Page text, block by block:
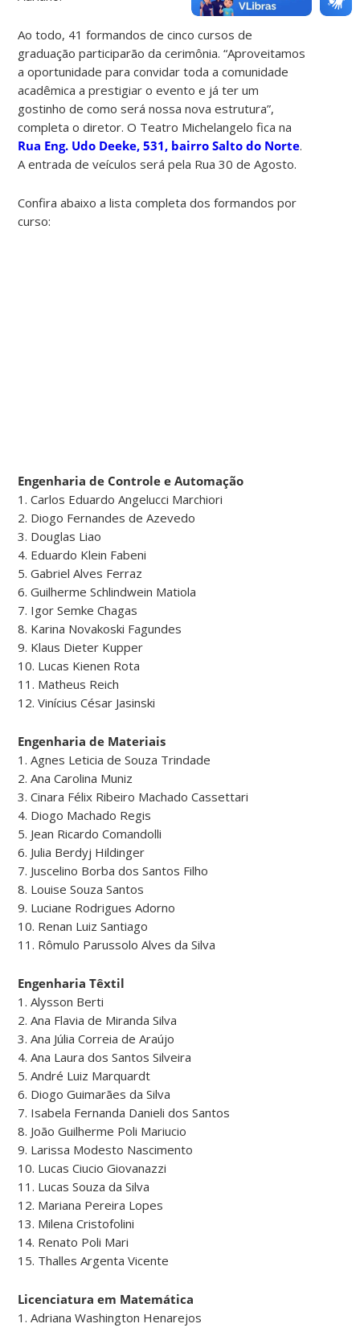
Ao todo, 41 formandos de cinco cursos de
graduação participarão da cerimônia. “Aproveitamos
a oportunidade para convidar toda a comunidade
acadêmica a prestigiar o evento e já ter um
gostinho de como será nossa nova estrutura”,
completa o diretor. O Teatro Michelangelo fica na
Rua Eng. Udo Deeke, 531, bairro Salto do Norte.
A entrada de veículos será pela Rua 30 de Agosto.
Confira abaixo a lista completa dos formandos por
curso:
Engenharia de Controle e Automação
1. Carlos Eduardo Angelucci Marchiori
2. Diogo Fernandes de Azevedo
3. Douglas Liao
4. Eduardo Klein Fabeni
5. Gabriel Alves Ferraz
6. Guilherme Schlindwein Matiola
7. Igor Semke Chagas
8. Karina Novakoski Fagundes
9. Klaus Dieter Kupper
10. Lucas Kienen Rota
11. Matheus Reich
12. Vinícius César Jasinski
Engenharia de Materiais
1. Agnes Leticia de Souza Trindade
2. Ana Carolina Muniz
3. Cinara Félix Ribeiro Machado Cassettari
4. Diogo Machado Regis
5. Jean Ricardo Comandolli
6. Julia Berdyj Hildinger
7. Juscelino Borba dos Santos Filho
8. Louise Souza Santos
9. Luciane Rodrigues Adorno
10. Renan Luiz Santiago
11. Rômulo Parussolo Alves da Silva
Engenharia Têxtil
1. Alysson Berti
2. Ana Flavia de Miranda Silva
3. Ana Júlia Correia de Araújo
4. Ana Laura dos Santos Silveira
5. André Luiz Marquardt
6. Diogo Guimarães da Silva
7. Isabela Fernanda Danieli dos Santos
8. João Guilherme Poli Mariucio
9. Larissa Modesto Nascimento
10. Lucas Ciucio Giovanazzi
11. Lucas Souza da Silva
12. Mariana Pereira Lopes
13. Milena Cristofolini
14. Renato Poli Mari
15. Thalles Argenta Vicente
Licenciatura em Matemática
1. Adriana Washington Henarejos